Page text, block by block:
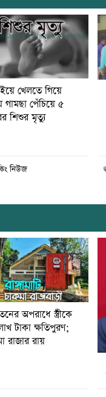
খেলতে গিয়ে
গামছা পেঁচিয়ে ৫
শিশুর মৃত্যু
নিউজ
অপরাধে স্ত্রীকে
টাকা ক্ষতিপুরণ;
রাজার রায়